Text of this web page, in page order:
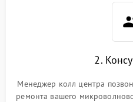
2.
Менеджер колл центра
ремонта вашего